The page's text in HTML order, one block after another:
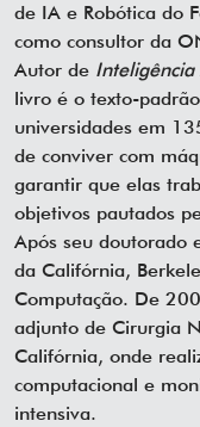
de IA e Robótica do
como consultor da
Autor de
livro é o texto-
universidades em
de conviver com
garantir que elas
objetivos pautados
Após seu doutorado
da Califórnia,
Computação. De
adjunto de Cirurgia
Califórnia, onde
computacional e
intensiva.